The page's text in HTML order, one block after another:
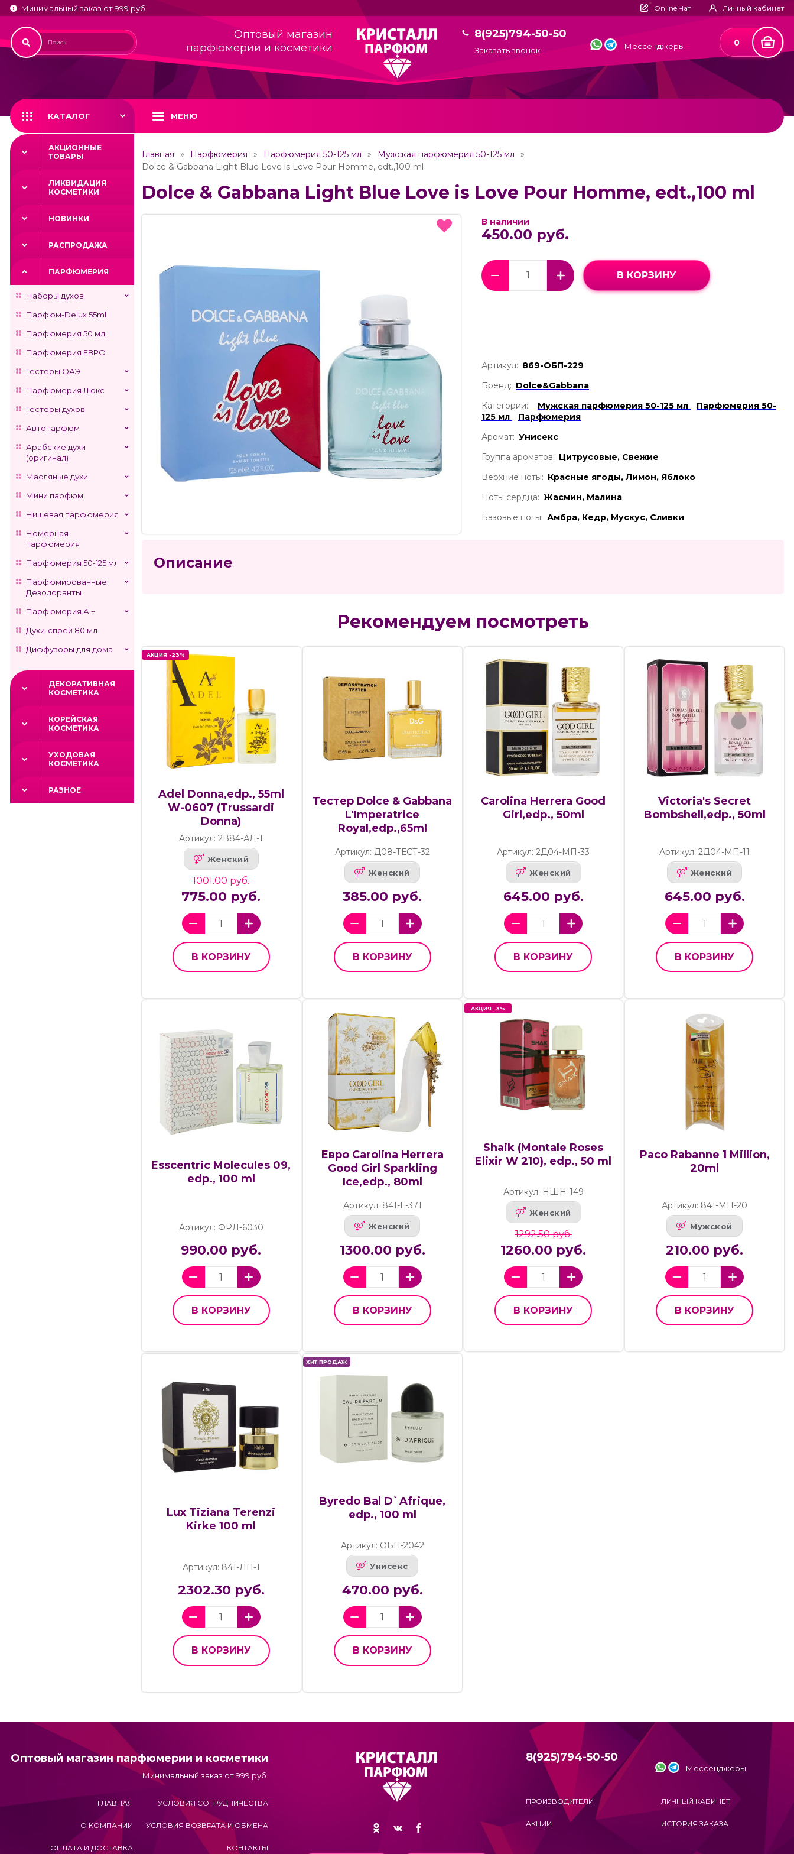
Минимальный заказ от 999 руб. Online Чат Личный кабинет
Оптовый магазин
парфюмерии и косметики
8(925)794-50-50
Заказать звонок Мессенджеры 0
КАТАЛОГ МЕНЮ
АКЦИОННЫЕ
ТОВАРЫ
ЛИКВИДАЦИЯ
КОСМЕТИКИ
НОВИНКИ
РАСПРОДАЖА
ПАРФЮМЕРИЯ
Наборы духов
Парфюм-Delux 55ml
Парфюмерия 50 мл
Парфюмерия ЕВРО
Тестеры ОАЭ
Парфюмерия Люкс
Тестеры духов
Автопарфюм
Арабские духи
(оригинал)
Масляные духи
Мини парфюм
Нишевая парфюмерия
Номерная
парфюмерия
Парфюмерия 50-125 мл
Парфюмированные
Дезодоранты
Парфюмерия А +
Духи-спрей 80 мл
Диффузоры для дома
ДЕКОРАТИВНАЯ
КОСМЕТИКА
КОРЕЙСКАЯ
КОСМЕТИКА
УХОДОВАЯ
КОСМЕТИКА
РАЗНОЕ
Главная Парфюмерия Парфюмерия 50-125 мл
Мужская парфюмерия 50-125 мл
Dolce & Gabbana Light Blue Love is Love Pour Homme, edt.,100 ml
Dolce & Gabbana Light Blue Love is Love Pour Homme, edt.,100 ml
В наличии
450.00 руб.
В КОРЗИНУ
Артикул: 869-ОБП-229
Бренд: Dolce&Gabbana
Категории:
Мужская парфюмерия 50-125 мл
Парфюмерия 50-
125 мл
Парфюмерия
Аромат: Унисекс
Группа ароматов: Цитрусовые, Свежие
Верхние ноты: Красные ягоды, Лимон, Яблоко
Ноты сердца: Жасмин, Малина
Базовые ноты: Амбра, Кедр, Мускус, Сливки
Описание
Рекомендуем посмотреть
АКЦИЯ -23%
Adel Donna,edp., 55ml
W-0607 (Trussardi
Donna)
Артикул: 2В84-АД-1
Женский
1001.00 руб.
775.00 руб.
В КОРЗИНУ
Тестер Dolce & Gabbana
L'Imperatrice
Royal,edp.,65ml
Артикул: Д08-ТЕСТ-32
Женский
385.00 руб.
В КОРЗИНУ
Carolina Herrera Good
Girl,edp., 50ml
Артикул: 2Д04-МП-33
Женский
645.00 руб.
В КОРЗИНУ
Victoria's Secret
Bombshell,edp., 50ml
Артикул: 2Д04-МП-11
Женский
645.00 руб.
В КОРЗИНУ
Esscentric Molecules 09,
edp., 100 ml
Артикул: ФРД-6030
990.00 руб.
В КОРЗИНУ
Евро Carolina Herrera
Good Girl Sparkling
Ice,edp., 80ml
Артикул: 841-Е-371
Женский
1300.00 руб.
В КОРЗИНУ
АКЦИЯ -3%
Shaik (Montale Roses
Elixir W 210), edp., 50 ml
Артикул: НШН-149
Женский
1292.50 руб.
1260.00 руб.
В КОРЗИНУ
Paco Rabanne 1 Million,
20ml
Артикул: 841-МП-20
Мужской
210.00 руб.
В КОРЗИНУ
Lux Tiziana Terenzi
Kirke 100 ml
Артикул: 841-ЛП-1
2302.30 руб.
В КОРЗИНУ
ХИТ ПРОДАЖ
Byredo Bal D`Afrique,
edp., 100 ml
Артикул: ОБП-2042
Унисекс
470.00 руб.
В КОРЗИНУ
Оптовый магазин парфюмерии и косметики
Минимальный заказ от 999 руб.
ГЛАВНАЯ
О КОМПАНИИ
ОПЛАТА И ДОСТАВКА
УСЛОВИЯ СОТРУДНИЧЕСТВА
УСЛОВИЯ ВОЗВРАТА И ОБМЕНА
КОНТАКТЫ
8(925)794-50-50
Мессенджеры
ПРОИЗВОДИТЕЛИ
АКЦИИ
ЛИЧНЫЙ КАБИНЕТ
ИСТОРИЯ ЗАКАЗА